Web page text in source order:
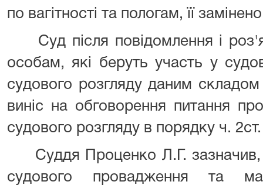
по вагітності та пологам, її
Суд після повідомлення і
особам, які беруть участь у
судового розгляду даним
виніс на обговорення питання
судового розгляду в порядку ч.
Суддя Проценко Л.Г. зазначив,
судового провадження та